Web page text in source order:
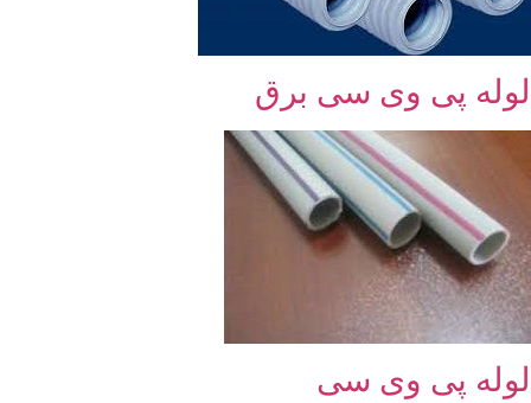
لوله پی وی سی برق
لوله پی وی سی